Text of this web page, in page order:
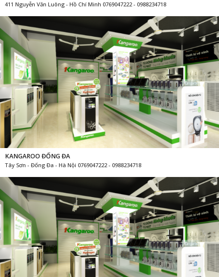
411 Nguyễn Văn Luông - Hồ Chí Minh 0769047222 - 0988234718
KANGAROO ĐỐNG ĐA
Tây Sơn - Đống Đa - Hà Nội 0769047222 - 0988234718